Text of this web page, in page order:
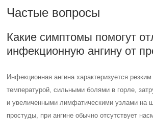
Частые вопросы
Какие симптомы помогут
инфекционную ангину от
Инфекционная ангина характеризуется
температурой, сильными болями в горле,
и увеличенными лимфатическими узлами на
простуды, при ангине обычно отсутствует